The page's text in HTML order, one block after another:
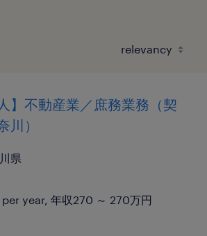
】不動産業／庶務業務（契
川）
県
year, 年収270 ～ 270万円